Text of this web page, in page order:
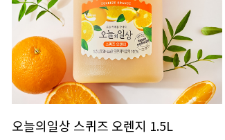
오늘의일상 스퀴즈 오렌지 1.5L